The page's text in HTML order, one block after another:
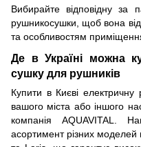
Вибирайте відповідну за
рушникосушки, щоб вона
та особливостям
Де в Україні можна
сушку для рушників
Купити в Києві
вашого міста або іншого
компанія AQUAVITAL.
асортимент різних моделей